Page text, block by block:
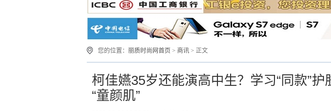
您的位置： 丽质时尚网首页 > 商讯 > 正文
柯佳嬿35岁还能演高中生？学习“同款”护
“童颜肌”